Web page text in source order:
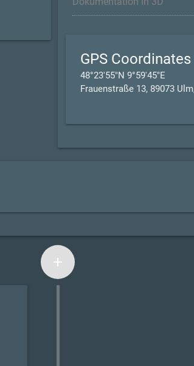
GPS Coordinates
48°23'55"N 9°59'45"E
Frauenstraße 13, 89073
add